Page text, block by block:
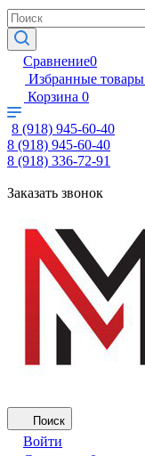
Сравнение0
Избранные товары
Корзина 0
8 (918) 945-60-40
8 (918) 945-60-40
8 (918) 336-72-91
Заказать звонок
Поиск
Войти